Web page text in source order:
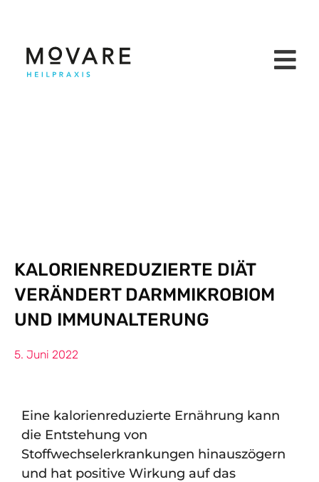
KALORIENREDUZIERTE DIÄT
VERÄNDERT DARMMIKROBIOM
UND IMMUNALTERUNG
5. Juni 2022
Eine kalorienreduzierte Ernährung kann
die Entstehung von
Stoffwechselerkrankungen hinauszögern
und hat positive Wirkung auf das